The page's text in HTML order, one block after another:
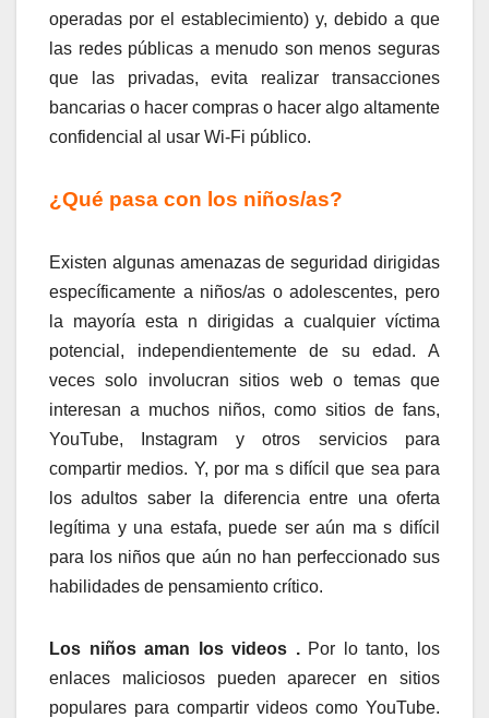
operadas por el establecimiento) y, debido a que
las redes públicas a menudo son menos seguras
que las privadas, evita realizar transacciones
bancarias o hacer compras o hacer algo altamente
confidencial al usar Wi-Fi público.
¿Qué pasa con los niños/as?
Existen algunas amenazas de seguridad dirigidas
específicamente a niños/as o adolescentes, pero
la mayoría esta n dirigidas a cualquier víctima
potencial, independientemente de su edad. A
veces solo involucran sitios web o temas que
interesan a muchos niños, como sitios de fans,
YouTube, Instagram y otros servicios para
compartir medios. Y, por ma s difícil que sea para
los adultos saber la diferencia entre una oferta
legítima y una estafa, puede ser aún ma s difícil
para los niños que aún no han perfeccionado sus
habilidades de pensamiento crítico.
Los niños aman los videos .Por lo tanto, los
enlaces maliciosos pueden aparecer en sitios
populares para compartir videos como YouTube.